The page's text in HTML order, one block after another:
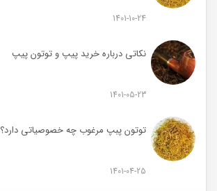
1401-10-24
نکاتی درباره خرید پیپ و توتون پیپ
1401-05-23
توتون پبپ مرغوب چه خصوصیاتی دارد؟
1401-04-25